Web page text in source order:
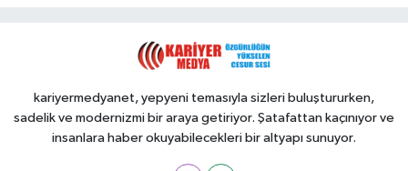
kariyermedyanet, yepyeni temasıyla sizleri buluştururken,
sadelik ve modernizmi bir araya getiriyor. Şatafattan kaçınıyor ve
insanlara haber okuyabilecekleri bir altyapı sunuyor.